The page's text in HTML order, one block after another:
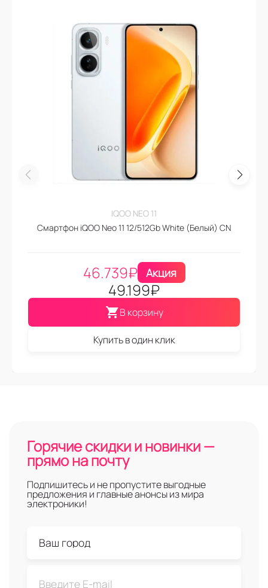
IQOO NEO 11
Смартфон iQOO Neo 11 12/512Gb White (Белый) CN
46.739₽ Акция
49.199₽
В корзину
Купить в один клик
Горячие скидки и новинки —
прямо на почту
Подпишитесь и не пропустите выгодные
предложения и главные анонсы из мира
электроники!